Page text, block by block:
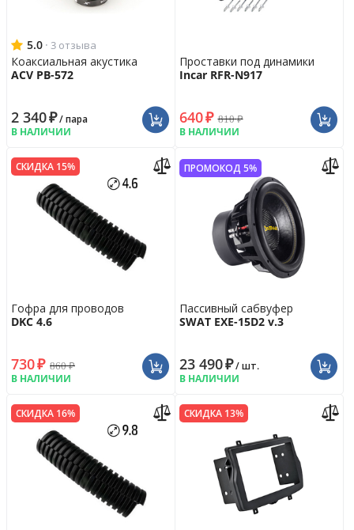
5.0 · 3 отзыва
Коаксиальная акустика
ACV PB-572
2 340₽/ пара
В НАЛИЧИИ
Проставки под динамики
Incar RFR-N917
640₽ 810₽
В НАЛИЧИИ
СКИДКА 15%
Гофра для проводов
DKC 4.6
730₽ 860₽
В НАЛИЧИИ
ПРОМОКОД 5%
Пассивный сабвуфер
SWAT EXE-15D2 v.3
23 490₽/ шт.
В НАЛИЧИИ
СКИДКА 16% СКИДКА 13%